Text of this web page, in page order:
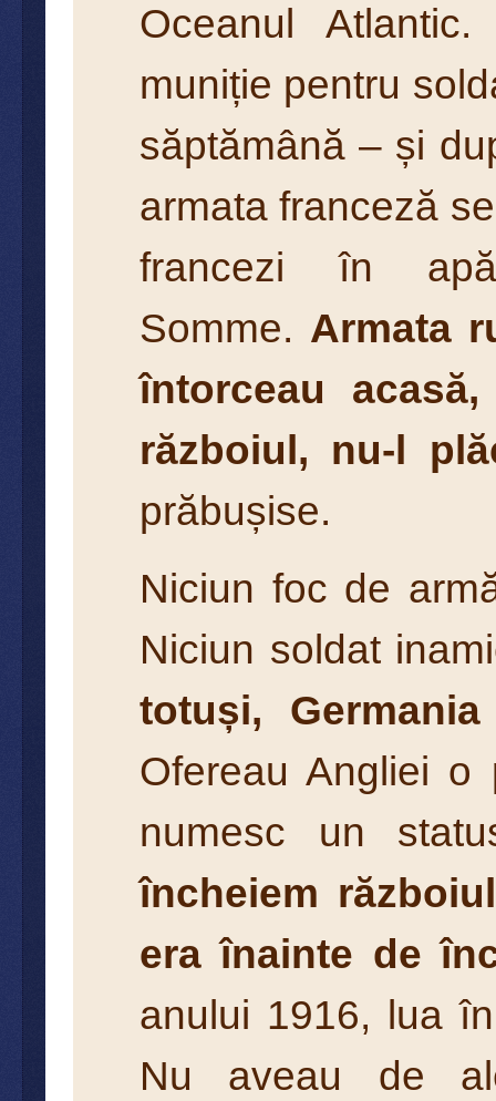
Oceanul
muniție pentru
săptămână – și
armata franceză
francezi în
Somme. Armata
întorceau
războiul, nu-l
prăbușise.
Niciun foc de
Niciun soldat
totuși,
Ofereau Angliei
numesc un
încheiem
era înainte de
anului 1916, lua
Nu aveau de